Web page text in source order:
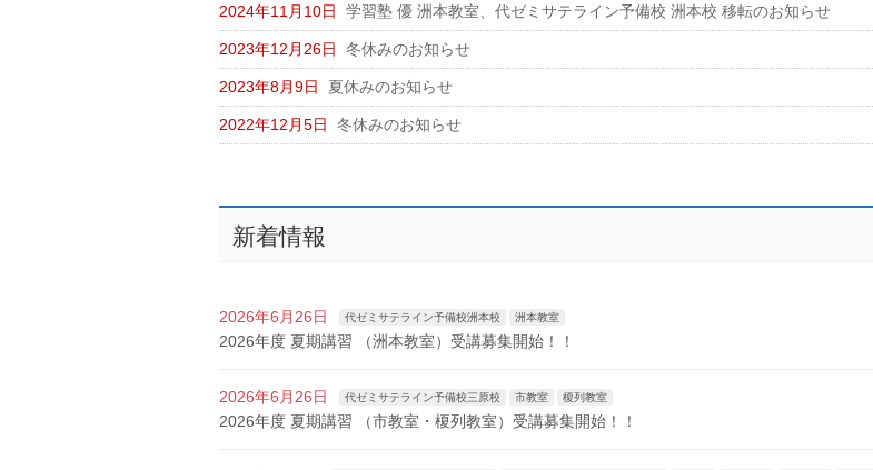
2024年11月10日 学習塾 優 洲本教室、代ゼミサテライン予備校 洲本校 移転のお知らせ
2023年12月26日 冬休みのお知らせ
2023年8月9日 夏休みのお知らせ
2022年12月5日 冬休みのお知らせ
新着情報
2026年6月26日 代ゼミサテライン予備校洲本校 洲本教室
2026年度 夏期講習 （洲本教室）受講募集開始！！
2026年6月26日 代ゼミサテライン予備校三原校 市教室 榎列教室
2026年度 夏期講習 （市教室・榎列教室）受講募集開始！！